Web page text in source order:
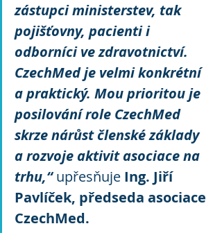
zástupci ministerstev, tak
pojišťovny, pacienti i
odborníci ve zdravotnictví.
CzechMed je velmi konkrétní
a praktický. Mou prioritou je
posilování role CzechMed
skrze nárůst členské základy
a rozvoje aktivit asociace na
trhu,“ upřesňuje Ing. Jiří
Pavlíček, předseda asociace
CzechMed.